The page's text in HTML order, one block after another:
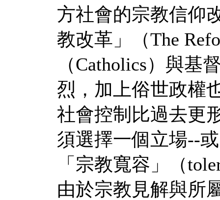
方社會的宗教信仰
教改革」（The
（Catholics）與基
烈，加上俗世政權
社會控制比過去更
須選擇一個立場--
「宗教寬容」（
由於宗教見解與所